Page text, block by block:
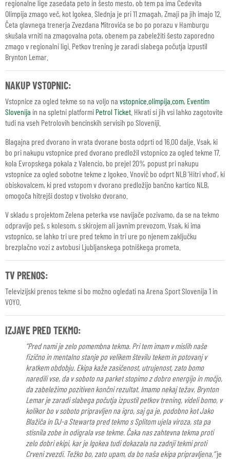
regionalne lige zasedata peto in šesto mesto, ob tem pa ima Cedevita
Olimpija zmago več, kot Igokea. Slednja je pri 11 zmagah, Zmaji pa jih imajo 12.
Četa glavnega trenerja Zvezdana Mitrovića se bo po porazu v Hamburgu
skušala vrniti na zmagovalna pota, obenem pa zabeležiti šesto zaporedno
zmago v regionalni ligi. Petkov trening je zaradi slabega počutja izpustil
Brynton Lemar.
NAKUP VSTOPNIC:
Vstopnice za ogled tekme so na voljo na vstopnice.olimpija.com, Eventim
Slovenija in na spletni platformi Petrol Ticket . Hkrati si jih vsi lahko zagotovite
tudi na vseh Petrolovih bencinskih servisih po Sloveniji.
Blagajna pred dvorano in vrata dvorane bosta odprti od 16.00 dalje. Vsak, ki
bo pri nakupu vstopnice pred dvorano predložil vstopnico za ogled tekme 17.
kola Evropskega pokala z Valencio, bo prejel 20% popust pri nakupu
vstopnice za ogled sobotne tekme z Igokeo. Vnovič bo odprt NLB ‘Hitri vhod’, ki
obiskovalcem, ki pred vstopom v dvorano predložijo bančno kartico NLB,
omogoča hitrejši dostop v tivolsko dvorano.
V skladu s projektom Zelena peterka vse navijače pozivamo, da se na tekmo
odpravijo peš, s kolesom, s skirojem ali javnim prevozom. Vsak, ki ima
vstopnico, se lahko tri ure pred tekmo in tri ure po njenem zaključku
brezplačno vozi z avtobusi Ljubljanskega potniškega prometa.
TV PRENOS:
Televizijski prenos tekme si bo možno ogledati na Arena Sport Slovenija 1 in
VOYO.
IZJAVE PRED TEKMO:
“Pred nami je zelo pomembna tekma. Pri tem imam v mislih naše
fizično in mentalno stanje po velikem številu tekem in potovanj v
kratkem obdobju. Ekipa kaže zasičenost, utrujenost, zato bomo
naredili vse, da v soboto na parket stopimo z dobro energijo in močjo,
da zabeležimo pozitiven končni rezultat. Imamo nekaj težav, Brynton
Lemar je zaradi slabega počutja izpustil petkov trening, videli bomo, v
kolikor bo v soboto pripravljen na igro, saj ga je, podobno kot Jako
Blažiča in DJ-a Stewarta pred tekmo s Splitom ujela viroza, sta pa
stisnila zobe in odigrala vse tekme. Čaka nas zahtevna tekma proti
zelo dobri ekipi, kar je Igokea tudi dokazala na zadnji tekmi proti
Crveni zvezdi. Težko bo, zato upam, da bo naša ekipa pripravljena,”je